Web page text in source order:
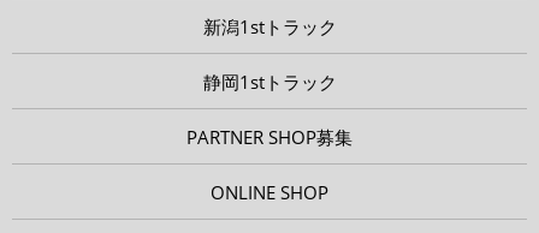
新潟1stトラック
静岡1stトラック
PARTNER SHOP募集
ONLINE SHOP